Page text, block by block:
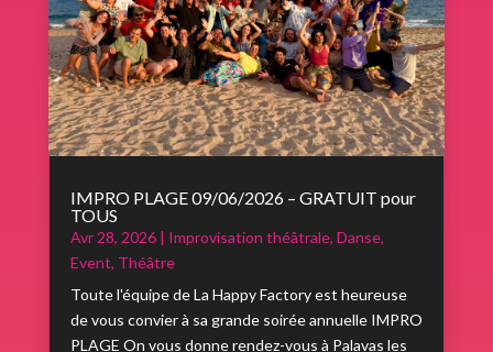
IMPRO PLAGE 09/06/2026 – GRATUIT pour
TOUS
Avr 28, 2026| Improvisation théâtrale, Danse,
Event, Théâtre
Toute l'équipe de La Happy Factory est heureuse
de vous convier à sa grande soirée annuelle IMPRO
PLAGE On vous donne rendez-vous à Palavas les